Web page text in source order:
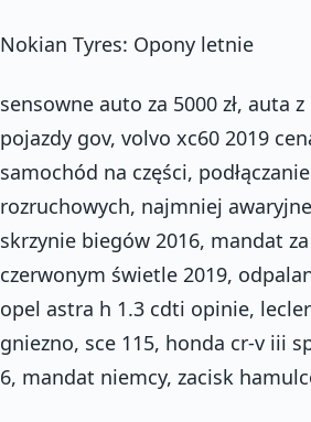
Nokian Tyres: Opony letnie
sensowne auto za 5000 zł, auta
pojazdy gov, volvo xc60 2019
samochód na części,
rozruchowych, najmniej
skrzynie biegów 2016, mandat
czerwonym świetle 2019,
opel astra h 1.3 cdti opinie,
gniezno, sce 115, honda cr-v iii
6, mandat niemcy, zacisk